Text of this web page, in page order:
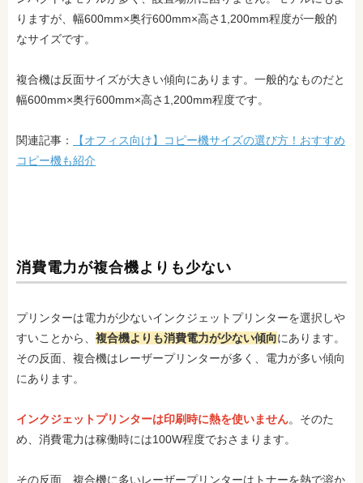
りますが、幅600mm×奥行600mm×高さ1,200mm程度が一般的
なサイズです。
複合機は反面サイズが大きい傾向にあります。一般的なものだと
幅600mm×奥行600mm×高さ1,200mm程度です。
関連記事：
【オフィス向け】コピー機サイズの選び方！おすすめ
コピー機も紹介
消費電力が複合機よりも少ない
プリンターは電力が少ないインクジェットプリンターを選択しや
すいことから、 複合機よりも消費電力が少ない傾向にあります。
その反面、複合機はレーザープリンターが多く、電力が多い傾向
にあります。
インクジェットプリンターは印刷時に熱を使いません。そのた
め、消費電力は稼働時には100W程度でおさまります。
その反面、複合機に多いレーザープリンターはトナーを熱で溶か